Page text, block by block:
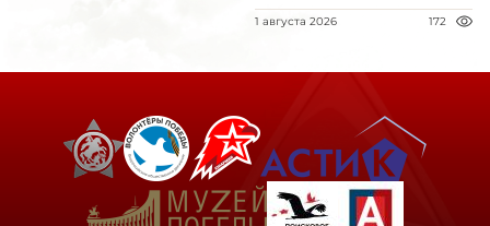
1 августа 2026 172